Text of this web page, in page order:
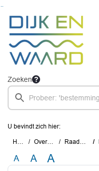
Zoeken
U bevindt zich hier:
Home Overzichten Raadsvragen
A A A